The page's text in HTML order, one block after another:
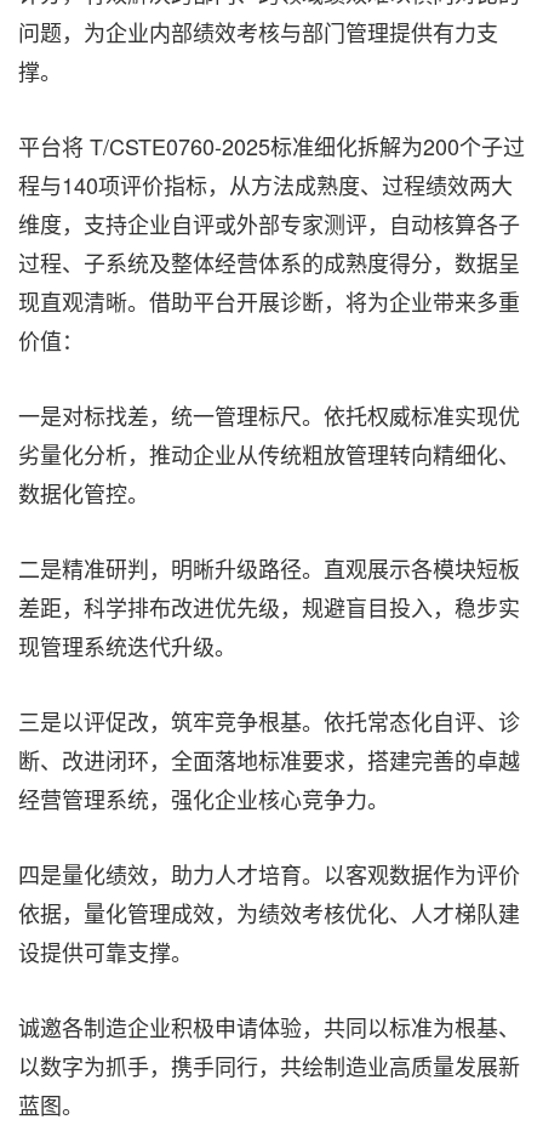
问题，为企业内部绩效考核与部门管理提供有力支
撑。
平台将 T/CSTE0760-2025标准细化拆解为200个子过
程与140项评价指标，从方法成熟度、过程绩效两大
维度，支持企业自评或外部专家测评，自动核算各子
过程、子系统及整体经营体系的成熟度得分，数据呈
现直观清晰。借助平台开展诊断，将为企业带来多重
价值：
一是对标找差，统一管理标尺。依托权威标准实现优
劣量化分析，推动企业从传统粗放管理转向精细化、
数据化管控。
二是精准研判，明晰升级路径。直观展示各模块短板
差距，科学排布改进优先级，规避盲目投入，稳步实
现管理系统迭代升级。
三是以评促改，筑牢竞争根基。依托常态化自评、诊
断、改进闭环，全面落地标准要求，搭建完善的卓越
经营管理系统，强化企业核心竞争力。
四是量化绩效，助力人才培育。以客观数据作为评价
依据，量化管理成效，为绩效考核优化、人才梯队建
设提供可靠支撑。
诚邀各制造企业积极申请体验，共同以标准为根基、
以数字为抓手，携手同行，共绘制造业高质量发展新
蓝图。